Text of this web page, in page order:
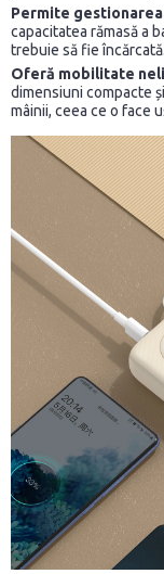
Permite
capacitatea rămasă a
trebuie să fie încărcată.
Oferă mobilitate
dimensiuni compacte
mâinii, ceea ce o face